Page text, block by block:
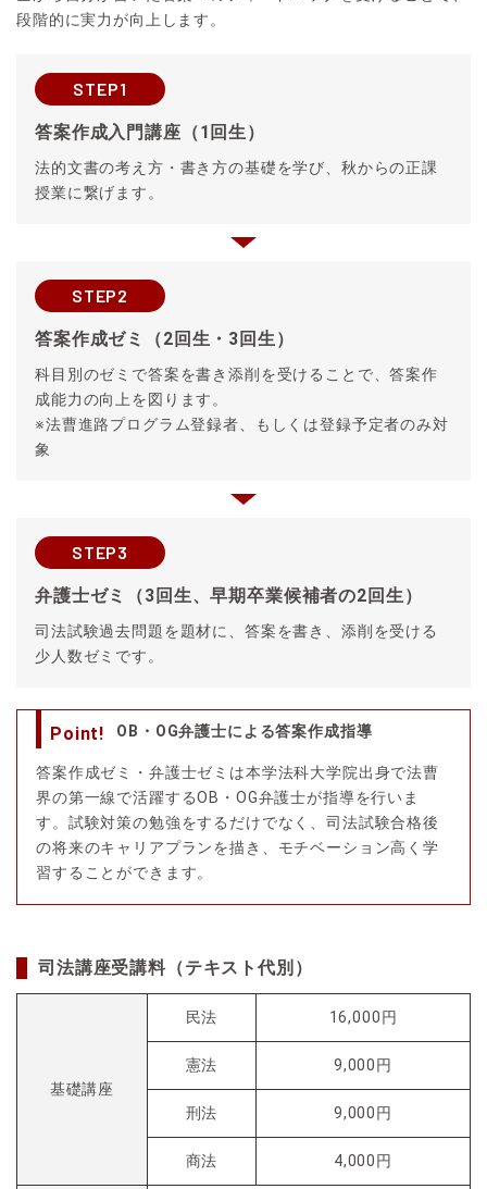
段階的に実力が向上します。
STEP1
答案作成入門講座（1回生）
法的文書の考え方・書き方の基礎を学び、秋からの正課
授業に繋げます。
STEP2
答案作成ゼミ（2回生・3回生）
科目別のゼミで答案を書き添削を受けることで、答案作
成能力の向上を図ります。
※法曹進路プログラム登録者、もしくは登録予定者のみ対
象
STEP3
弁護士ゼミ（3回生、早期卒業候補者の2回生）
司法試験過去問題を題材に、答案を書き、添削を受ける
少人数ゼミです。
Point! OB・OG弁護士による答案作成指導
答案作成ゼミ・弁護士ゼミは本学法科大学院出身で法曹
界の第一線で活躍するOB・OG弁護士が指導を行いま
す。試験対策の勉強をするだけでなく、司法試験合格後
の将来のキャリアプランを描き、モチベーション高く学
習することができます。
司法講座受講料（テキスト代別）
基礎講座
民法 16,000円
憲法 9,000円
刑法 9,000円
商法 4,000円